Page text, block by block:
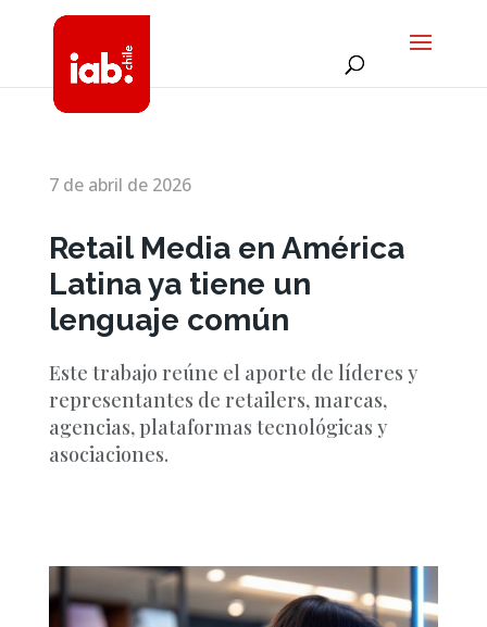
7 de abril de 2026
Retail Media en América
Latina ya tiene un
lenguaje común
Este trabajo reúne el aporte de líderes y
representantes de retailers, marcas,
agencias, plataformas tecnológicas y
asociaciones.